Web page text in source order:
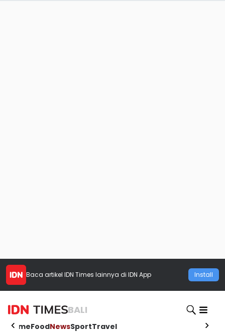
Baca artikel IDN Times lainnya di IDN App Install
BALI
HomeFoodNewsSportTravel